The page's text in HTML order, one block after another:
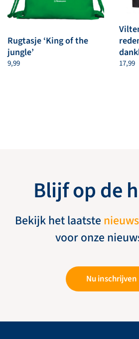
Rugtasje ‘King of the
jungle’
9,99 17,99
Blijf op de
Bekijk het laatste nieuws
voor onze
Nu inschrijven